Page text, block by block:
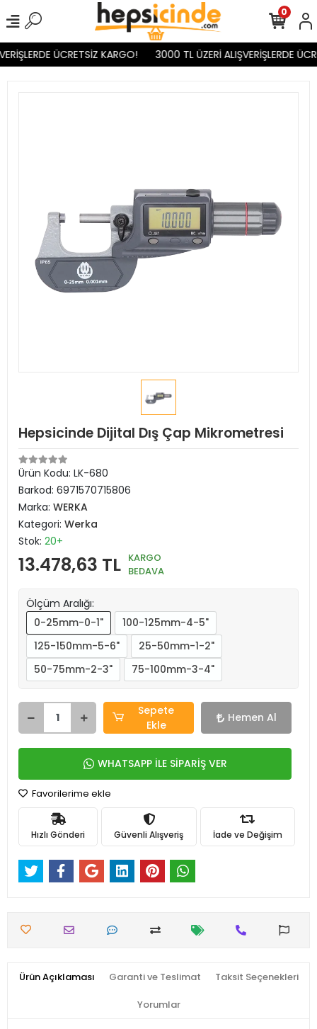
ÜCRETSİZ KARGO! 3000 TL ÜZERİ ALIŞVERİŞLERDE
0
Hepsicinde Dijital Dış Çap Mikrometresi
Ürün Kodu: LK-680
Barkod: 6971570715806
Marka: WERKA
Kategori: Werka
Stok: 20+
13.478,63 TL KARGO
BEDAVA
Ölçüm Aralığı:
0-25mm-0-1"
100-125mm-4-5"
125-150mm-5-6"
25-50mm-1-2"
50-75mm-2-3"
75-100mm-3-4"
Sepete
Ekle
Hemen Al
WHATSAPP İLE SİPARİŞ VER
Favorilerime ekle
Hızlı Gönderi Güvenli Alışveriş İade ve Değişim
Ürün Açıklaması Garanti ve Teslimat Taksit Seçenekleri
Yorumlar